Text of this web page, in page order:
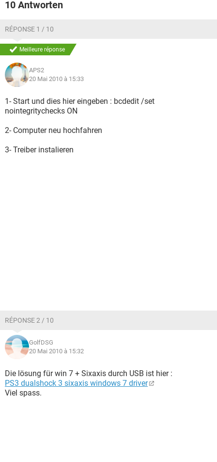
10 Antworten
RÉPONSE 1 / 10
Meilleure réponse
APS2
20 Mai 2010 à 15:33
1- Start und dies hier eingeben : bcdedit /set
nointegritychecks ON
2- Computer neu hochfahren
3- Treiber instalieren
RÉPONSE 2 / 10
GolfDSG
20 Mai 2010 à 15:32
Die lösung für win 7 + Sixaxis durch USB ist hier :
PS3 dualshock 3 sixaxis windows 7 driver
Viel spass.